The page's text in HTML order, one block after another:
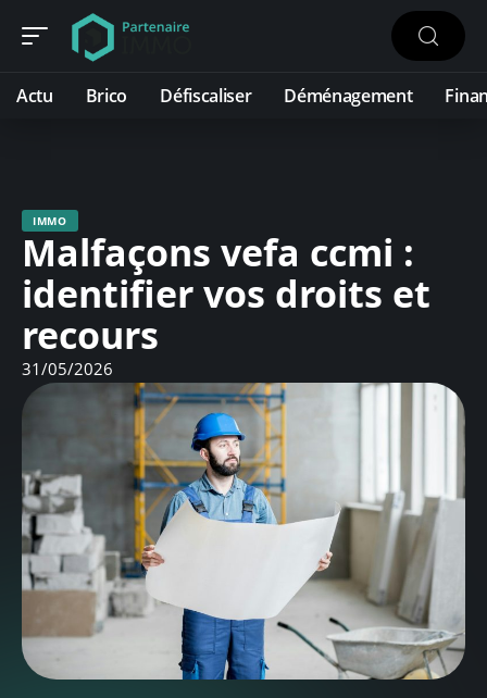
Actu Brico Défiscaliser Déménagement
IMMO
Malfaçons vefa ccmi :
identifier vos droits et
recours
31/05/2026